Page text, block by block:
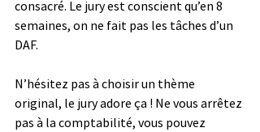
consacré. Le jury est conscient qu’en 8
semaines, on ne fait pas les tâches d’un
DAF.
N’hésitez pas à choisir un thème
original, le jury adore ça ! Ne vous arrêtez
pas à la comptabilité, vous pouvez